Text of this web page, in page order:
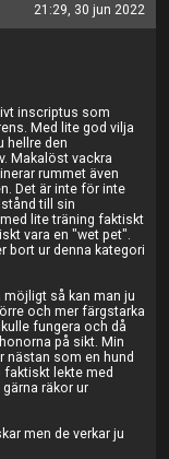
21:29, 30 jun 2022
inscriptus som
Med lite god vilja
hellre den
Makalöst vackra
rummet även
Det är inte för inte
till sin
lite träning faktiskt
vara en "wet pet".
bort ur denna kategori
möjligt så kan man ju
och mer färgstarka
fungera och då
på sikt. Min
nästan som en hund
faktiskt lekte med
räkor ur
men de verkar ju